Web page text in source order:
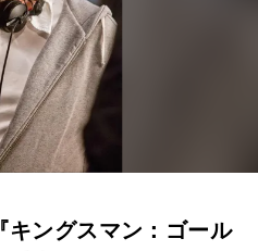
キングスマン：ゴール